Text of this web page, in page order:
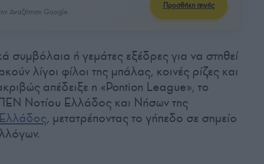
Αναζήτηση Google
Προσθήκη πηγής
συμβόλαια ή γεμάτες εξέδρες για να στηθεί
λίγοι φίλοι της μπάλας, κοινές ρίζες και
απέδειξε η «Pontion League», το
Νοτίου Ελλάδος και Νήσων της
, μετατρέποντας το γήπεδο σε σημείο